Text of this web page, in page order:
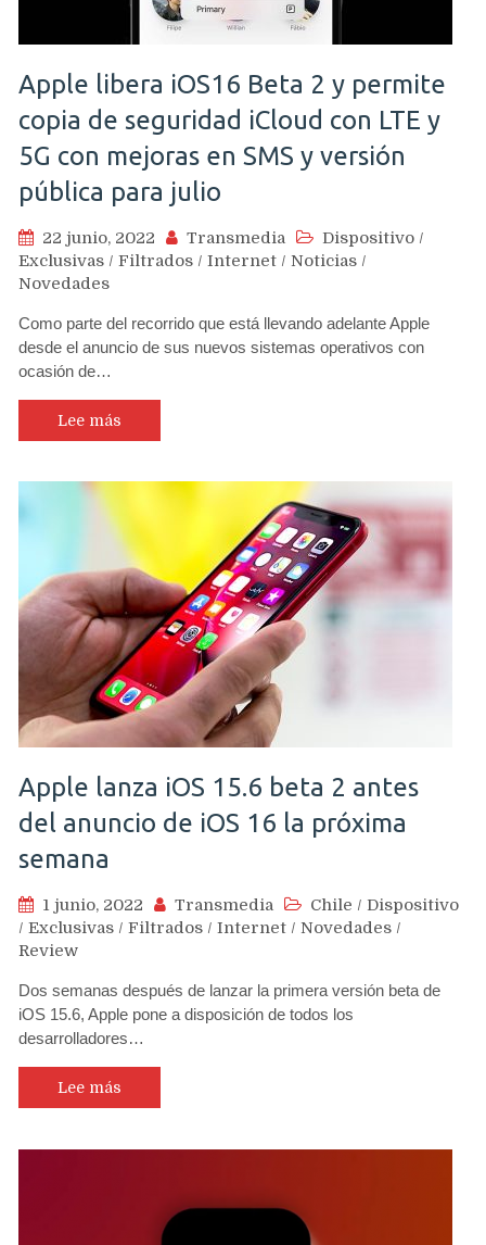
Apple libera iOS16 Beta 2 y permite
copia de seguridad iCloud con LTE y
5G con mejoras en SMS y versión
pública para julio
22 junio, 2022 Transmedia Dispositivo /
Exclusivas / Filtrados / Internet / Noticias /
Novedades
Como parte del recorrido que está llevando adelante Apple
desde el anuncio de sus nuevos sistemas operativos con
ocasión de…
Lee más
Apple lanza iOS 15.6 beta 2 antes
del anuncio de iOS 16 la próxima
semana
1 junio, 2022 Transmedia Chile / Dispositivo
/ Exclusivas / Filtrados / Internet / Novedades /
Review
Dos semanas después de lanzar la primera versión beta de
iOS 15.6, Apple pone a disposición de todos los
desarrolladores…
Lee más